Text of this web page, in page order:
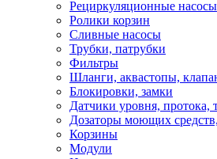
Рециркуляционные насосы
Ролики корзин
Сливные насосы
Трубки, патрубки
Фильтры
Шланги, аквастопы,
Блокировки, замки
Датчики уровня, протока,
Дозаторы моющих
Корзины
Модули